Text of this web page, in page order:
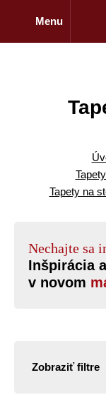
Menu
Tapety na
Nechajte sa
Inšpirácia
v novom
Zobraziť filtre